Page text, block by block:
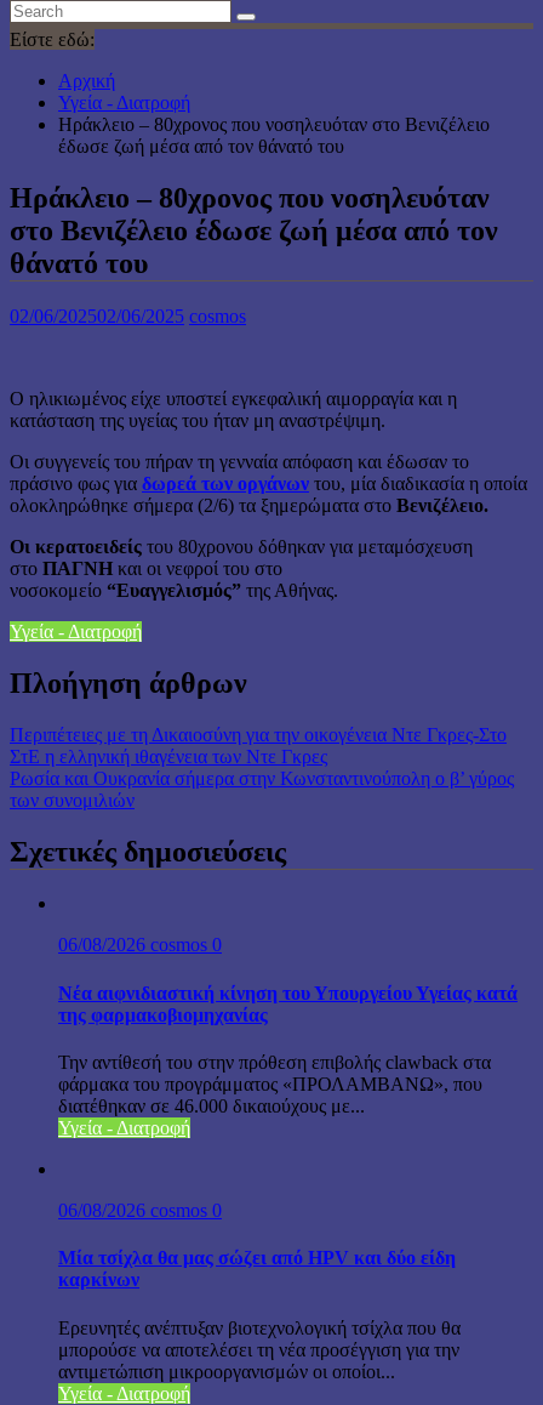
Είστε εδώ:
Αρχική
Υγεία - Διατροφή
Ηράκλειο – 80χρονος που νοσηλευόταν στο Βενιζέλειο
έδωσε ζωή μέσα από τον θάνατό του
Ηράκλειο – 80χρονος που νοσηλευόταν
στο Βενιζέλειο έδωσε ζωή μέσα από τον
θάνατό του
02/06/202502/06/2025 cosmos
Ο ηλικιωμένος είχε υποστεί εγκεφαλική αιμορραγία και η
κατάσταση της υγείας του ήταν μη αναστρέψιμη.
Οι συγγενείς του πήραν τη γενναία απόφαση και έδωσαν το
πράσινο φως για δωρεά των οργάνων του, μία διαδικασία η οποία
ολοκληρώθηκε σήμερα (2/6) τα ξημερώματα στο Βενιζέλειο.
Οι κερατοειδείς του 80χρονου δόθηκαν για μεταμόσχευση
στο ΠΑΓΝΗ και οι νεφροί του στο
νοσοκομείο “Ευαγγελισμός” της Αθήνας.
Υγεία - Διατροφή
Πλοήγηση άρθρων
Περιπέτειες με τη Δικαιοσύνη για την οικογένεια Ντε Γκρες-Στο
ΣτΕ η ελληνική ιθαγένεια των Ντε Γκρες
Ρωσία και Ουκρανία σήμερα στην Κωνσταντινούπολη ο β’ γύρος
των συνομιλιών
Σχετικές δημοσιεύσεις
06/08/2026 cosmos 0
Νέα αιφνιδιαστική κίνηση του Υπουργείου Υγείας κατά
της φαρμακοβιομηχανίας
Την αντίθεσή του στην πρόθεση επιβολής clawback στα
φάρμακα του προγράμματος «ΠΡΟΛΑΜΒΑΝΩ», που
διατέθηκαν σε 46.000 δικαιούχους με...
Υγεία - Διατροφή
06/08/2026 cosmos 0
Μία τσίχλα θα μας σώζει από HPV και δύο είδη
καρκίνων
Ερευνητές ανέπτυξαν βιοτεχνολογική τσίχλα που θα
μπορούσε να αποτελέσει τη νέα προσέγγιση για την
αντιμετώπιση μικροοργανισμών οι οποίοι...
Υγεία - Διατροφή